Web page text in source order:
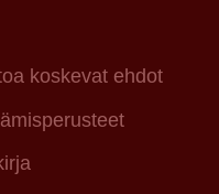
koskevat ehdot